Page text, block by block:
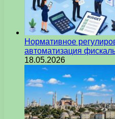
Нормативное
автоматизация
18.05.2026